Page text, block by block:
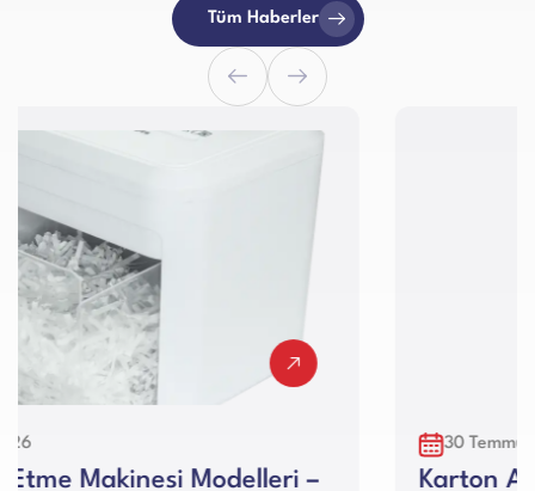
Tüm Haberler
Karton Ambalaj Makinesi Kullanım